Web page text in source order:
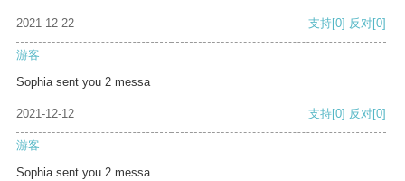
2021-12-22 支持[0] 反对[0]
游客
Sophia sent you 2 messa
2021-12-12 支持[0] 反对[0]
游客
Sophia sent you 2 messa